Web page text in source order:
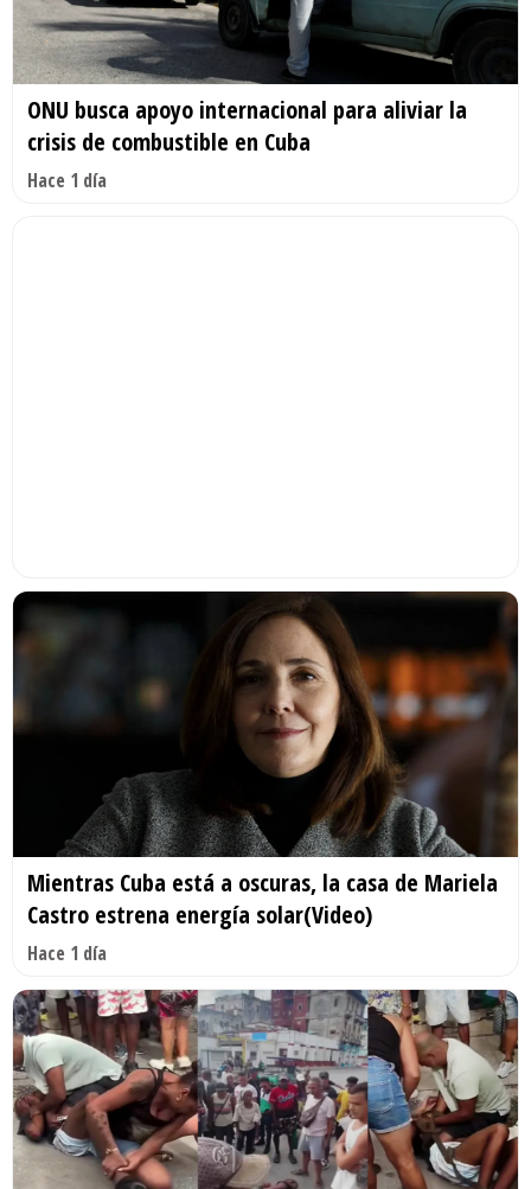
ONU busca apoyo internacional para aliviar la
crisis de combustible en Cuba
Hace 1 día
Mientras Cuba está a oscuras, la casa de Mariela
Castro estrena energía solar(Video)
Hace 1 día